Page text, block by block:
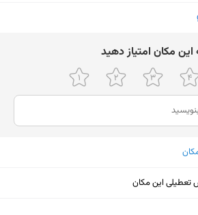
۹ تا ۲۱
۹ تا ۲۱
اﯾﻦ ﻣﮑﺎن اﻣﺘﯿﺎز دﻫﯿﺪ
تعطیلی این مکان